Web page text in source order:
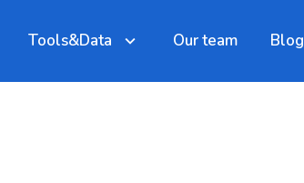
Tools&Data Our team Blog